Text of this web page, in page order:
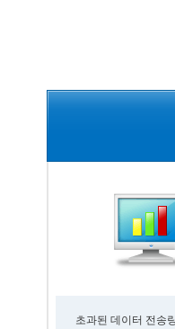
초과된 데이터 전송